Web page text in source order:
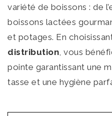
variété de boissons : de
boissons lactées
et potages. En
distribution, vous
pointe garantissant une
tasse et une hygiène